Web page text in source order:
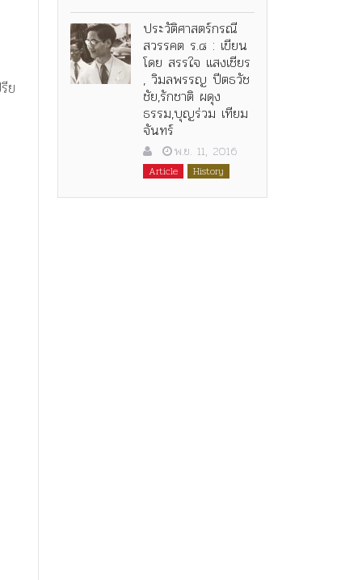
ย
ประวัติศาสตร์กรณี
สวรรคต ร.๘ : เขียน
โดย สรรใจ แสงเชียร
, วิมลพรรญ ปีตธวัช
ชัย,รักชาติ ผดุง
ธรรม,บุญร่วม เทียม
จันทร์
พ.ย. 11, 2016
Article History